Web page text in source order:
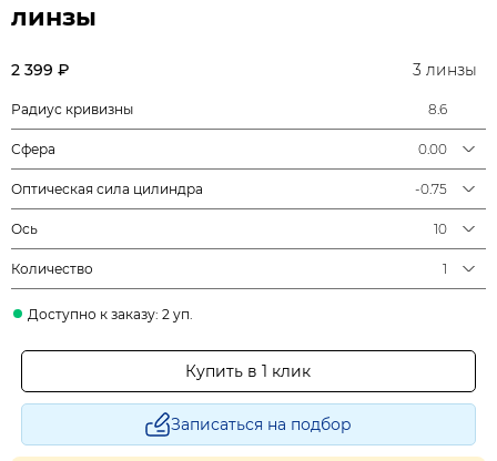
линзы
2 399 ₽ 3 линзы
Радиус кривизны 8.6
Сфера 0.00
Оптическая сила цилиндра -0.75
Ось 10
Количество 1
Доступно к заказу: 2 уп.
Купить в 1 клик
Записаться на подбор